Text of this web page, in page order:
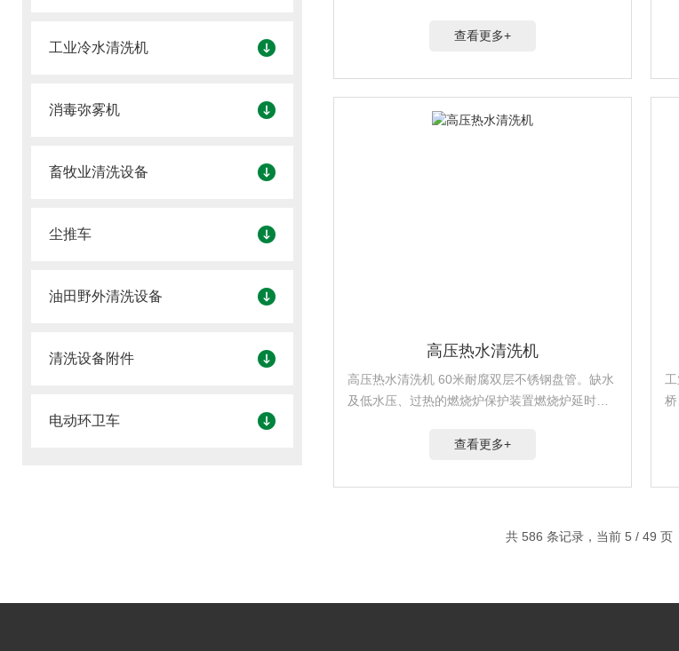
工业冷水清洗机
消毒弥雾机
畜牧业清洗设备
尘推车
油田野外清洗设备
清洗设备附件
电动环卫车
洗设备。是科学、经济、环保的清洁方式之一。
查看更多+
高压热水清洗机
高压热水清洗机 60米耐腐双层不锈钢盘管。缺水
及低水压、过热的燃烧炉保护装置燃烧炉延时启
洗剂关枪超过20分钟自动关机功能工作时间计数
查看更多+
共 586 条记录，当前 5 / 49 页